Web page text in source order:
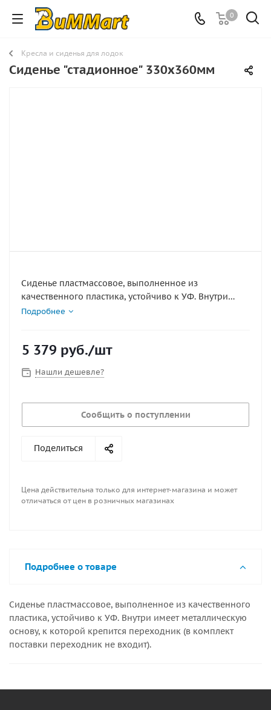
0
Кресла и сиденья для лодок
Сиденье "стадионное" 330х360мм
Сиденье пластмассовое, выполненное из
качественного пластика, устойчиво к УФ. Внутри
имеет металлическую основу, к которой крепится
Подробнее
5 379 руб./шт
Нашли дешевле?
Сообщить о поступлении
Поделиться
Цена действительна только для интернет-магазина и может
отличаться от цен в розничных магазинах
Подробнее о товаре
Сиденье пластмассовое, выполненное из качественного
пластика, устойчиво к УФ. Внутри имеет металлическую
основу, к которой крепится переходник (в комплект
поставки переходник не входит).